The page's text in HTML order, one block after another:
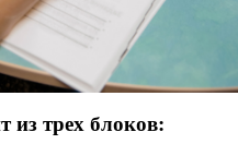
из трех блоков: